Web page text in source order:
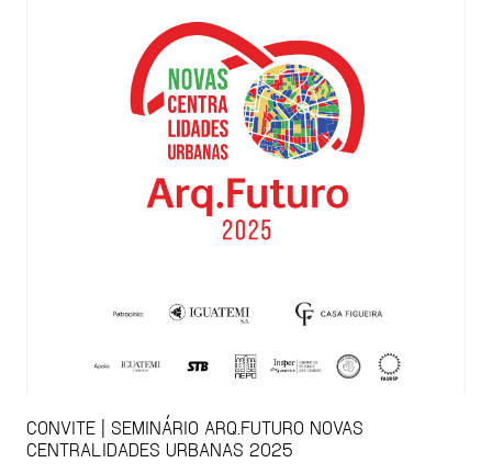
CONVITE | SEMINÁRIO ARQ.FUTURO NOVAS
CENTRALIDADES URBANAS 2025